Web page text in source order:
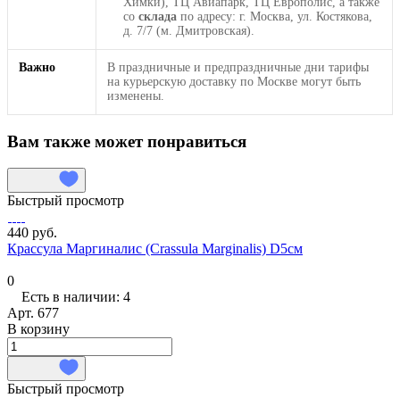
со склада по адресу: г. Москва, ул. Костякова,
д. 7/7 (м. Дмитровская).
Важно
В праздничные и предпраздничные дни тарифы
на курьерскую доставку по Москве могут быть
изменены.
Вам также может понравиться
Быстрый просмотр
440 руб.
Крассула Маргиналис (Crassula Marginalis) D5см
0
Есть в наличии: 4
Арт. 677
В корзину
Быстрый просмотр